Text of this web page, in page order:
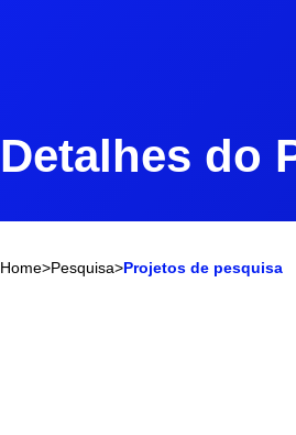
Detalhes do
Home>Pesquisa>Projetos de pesquisa